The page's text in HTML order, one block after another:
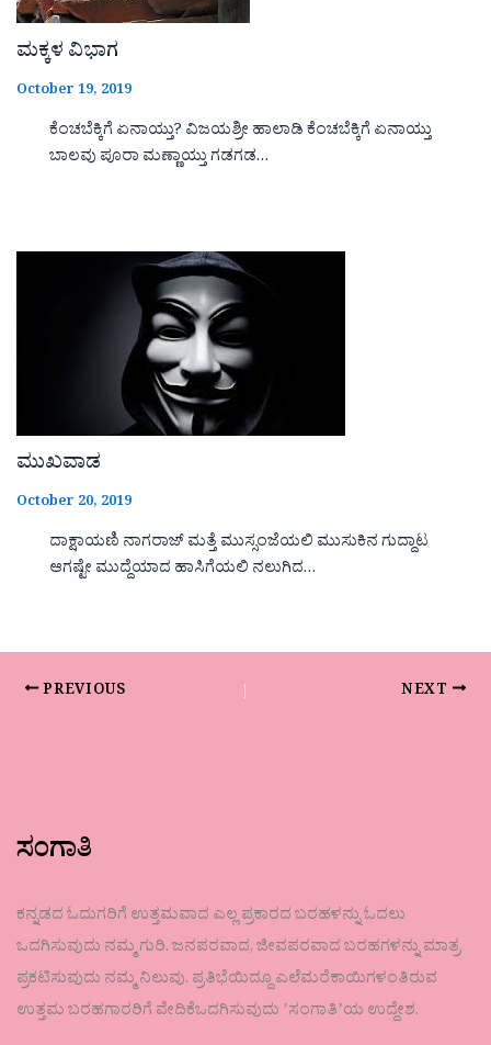
ಮಕ್ಕಳ ವಿಭಾಗ
October 19, 2019
ಕೆಂಚಬೆಕ್ಕಿಗೆ ಏನಾಯ್ತು? ವಿಜಯಶ್ರೀ ಹಾಲಾಡಿ ಕೆಂಚಬೆಕ್ಕಿಗೆ ಏನಾಯ್ತು
ಬಾಲವು ಪೂರಾ ಮಣ್ಣಾಯ್ತು ಗಡಗಡ…
ಮುಖವಾಡ
October 20, 2019
ದಾಕ್ಷಾಯಣಿ ನಾಗರಾಜ್ ಮತ್ತೆ ಮುಸ್ಸಂಜೆಯಲಿ ಮುಸುಕಿನ ಗುದ್ದಾಟ
ಆಗಷ್ಟೇ ಮುದ್ದೆಯಾದ ಹಾಸಿಗೆಯಲಿ ನಲುಗಿದ…
PREVIOUS NEXT
ಸಂಗಾತಿ
ಕನ್ನಡದ ಓದುಗರಿಗೆ ಉತ್ತಮವಾದ ಎಲ್ಲ ಪ್ರಕಾರದ ಬರಹಳನ್ನು ಓದಲು
ಒದಗಿಸುವುದು ನಮ್ಮ ಗುರಿ. ಜನಪರವಾದ, ಜೀವಪರವಾದ ಬರಹಗಳನ್ನು ಮಾತ್ರ
ಪ್ರಕಟಿಸುವುದು ನಮ್ಮ ನಿಲುವು. ಪ್ರತಿಭೆಯಿದ್ದೂ ಎಲೆಮರೆಕಾಯಿಗಳಂತಿರುವ
ಉತ್ತಮ ಬರಹಗಾರರಿಗೆ ವೇದಿಕೆಒದಗಿಸುವುದು ʼಸಂಗಾತಿʼಯ ಉದ್ದೇಶ.